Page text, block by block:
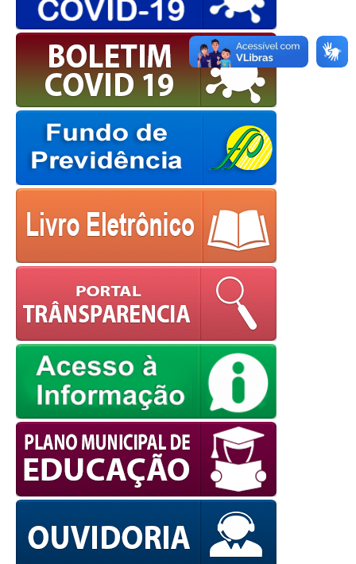
European Commission |
Cookies Policy
powered by WPCookiePro